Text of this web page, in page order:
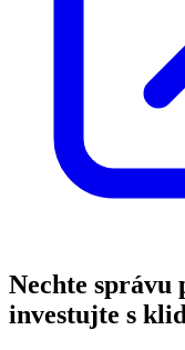
Nechte správu
investujte s